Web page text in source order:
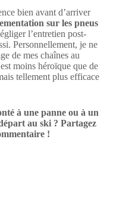
bien avant d’arriver
sur les pneus
l’entretien post-
Personnellement, je ne
de mes chaînes au
moins héroïque que de
tellement plus efficace
à une panne ou à un
au ski ? Partagez
!